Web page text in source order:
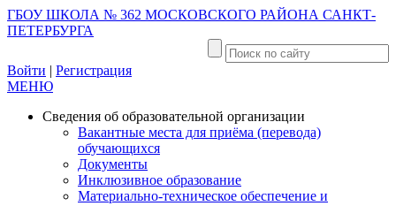
ГБОУ ШКОЛА № 362 МОСКОВСКОГО РАЙОНА САНКТ-
ПЕТЕРБУРГА
Войти | Регистрация
МЕНЮ
Сведения об образовательной организации
Вакантные места для приёма (перевода)
обучающихся
Документы
Инклюзивное образование
Материально-техническое обеспечение и